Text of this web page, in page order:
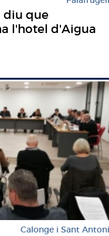
diu que
l'hotel d'Aigua
Calonge i Sant Antoni